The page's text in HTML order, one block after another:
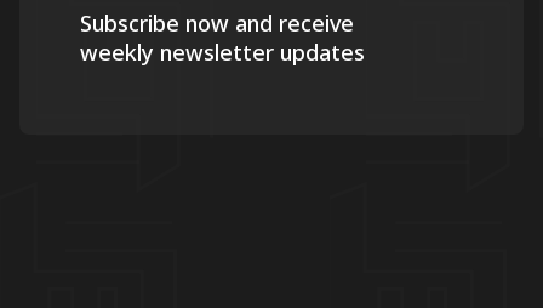
Subscribe now and receive
weekly newsletter updates